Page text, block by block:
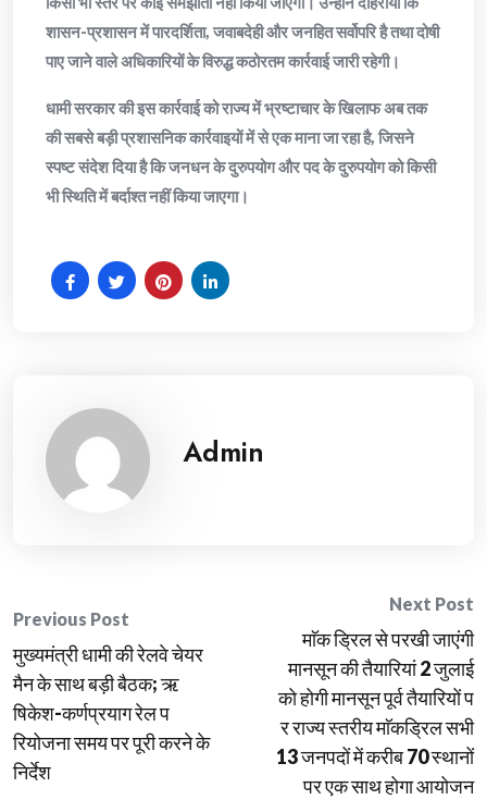
शासन-प्रशासन में पारदर्शिता, जवाबदेही और जनहित सर्वोपरि है तथा दोषी
पाए जाने वाले अधिकारियों के विरुद्ध कठोरतम कार्रवाई जारी रहेगी।
धामी सरकार की इस कार्रवाई को राज्य में भ्रष्टाचार के खिलाफ अब तक
की सबसे बड़ी प्रशासनिक कार्रवाइयों में से एक माना जा रहा है, जिसने
स्पष्ट संदेश दिया है कि जनधन के दुरुपयोग और पद के दुरुपयोग को किसी
भी स्थिति में बर्दाश्त नहीं किया जाएगा।
Admin
Post
navigation
Previous Post
मुख्यमंत्री धामी की रेलवे चेयर
मैन के साथ बड़ी बैठक; ऋ
षिकेश-कर्णप्रयाग रेल प
रियोजना समय पर पूरी करने के
निर्देश
Next Post
माॅक ड्रिल से परखी जाएंगी
मानसून की तैयारियां 2 जुलाई
को होगी मानसून पूर्व तैयारियों प
र राज्य स्तरीय माॅकड्रिल सभी
13 जनपदों में करीब 70 स्थानों
पर एक साथ होगा आयोजन